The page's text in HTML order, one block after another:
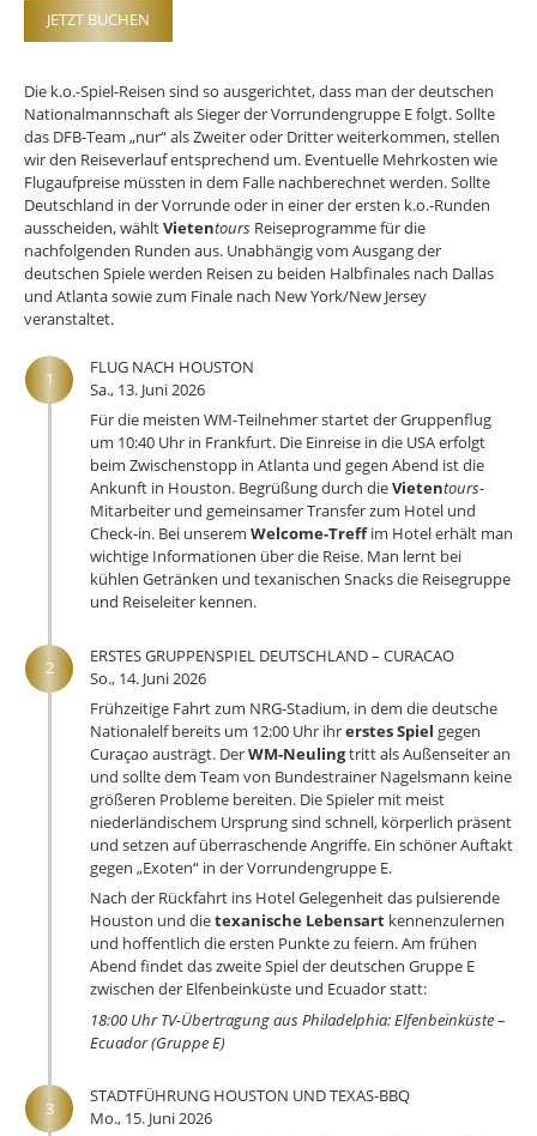
JETZT BUCHEN
Die k.o.-Spiel-Reisen sind so ausgerichtet, dass man der deutschen
Nationalmannschaft als Sieger der Vorrundengruppe E folgt. Sollte
das DFB-Team „nur“ als Zweiter oder Dritter weiterkommen, stellen
wir den Reiseverlauf entsprechend um. Eventuelle Mehrkosten wie
Flugaufpreise müssten in dem Falle nachberechnet werden. Sollte
Deutschland in der Vorrunde oder in einer der ersten k.o.-Runden
ausscheiden, wähltVietentours Reiseprogramme für die
nachfolgenden Runden aus. Unabhängig vom Ausgang der
deutschen Spiele werden Reisen zu beiden Halbfinales nach Dallas
und Atlanta sowie zum Finale nach New York/New Jersey
veranstaltet.
1
FLUG NACH HOUSTON
Sa., 13. Juni 2026
Für die meisten WM-Teilnehmer startet der Gruppenflug
um 10:40 Uhr in Frankfurt. Die Einreise in die USA erfolgt
beim Zwischenstopp in Atlanta und gegen Abend ist die
Ankunft in Houston. Begrüßung durch dieVietentours-
Mitarbeiter und gemeinsamer Transfer zum Hotel und
Check-in. Bei unserem Welcome-Treffim Hotel erhält man
wichtige Informationen über die Reise. Man lernt bei
kühlen Getränken und texanischen Snacks die Reisegruppe
und Reiseleiter kennen.
2
ERSTES GRUPPENSPIEL DEUTSCHLAND – CURACAO
So., 14. Juni 2026
Frühzeitige Fahrt zum NRG-Stadium, in dem die deutsche
Nationalelf bereits um 12:00 Uhr ihrerstes Spiel gegen
Curaçao austrägt. DerWM-Neulingtritt als Außenseiter an
und sollte dem Team von Bundestrainer Nagelsmann keine
größeren Probleme bereiten. Die Spieler mit meist
niederländischem Ursprung sind schnell, körperlich präsent
und setzen auf überraschende Angriffe. Ein schöner Auftakt
gegen „Exoten“ in der Vorrundengruppe E.
Nach der Rückfahrt ins Hotel Gelegenheit das pulsierende
Houston und dietexanische Lebensart kennenzulernen
und hoffentlich die ersten Punkte zu feiern. Am frühen
Abend findet das zweite Spiel der deutschen Gruppe E
zwischen der Elfenbeinküste und Ecuador statt:
18:00 Uhr TV-Übertragung aus Philadelphia: Elfenbeinküste –
Ecuador (Gruppe E)
3
STADTFÜHRUNG HOUSTON UND TEXAS-BBQ
Mo., 15. Juni 2026